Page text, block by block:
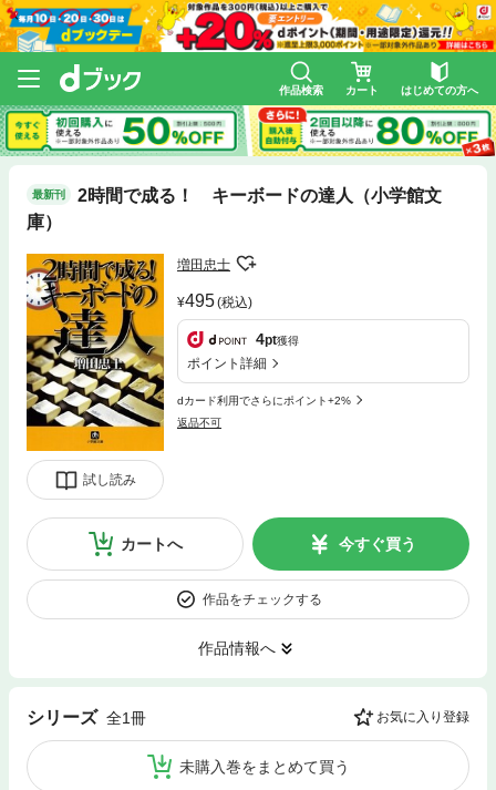
作品検索 カート はじめての方へ
最新刊
2時間で成る！ キーボードの達人（小学館文
庫）
試し読み
増田忠士
495(税込)
4pt獲得
ポイント詳細
dカード利用でさらにポイント+2%
返品不可
カートへ 今すぐ買う
作品をチェックする
作品情報へ
シリーズ 全1冊 お気に入り登録
未購入巻をまとめて買う